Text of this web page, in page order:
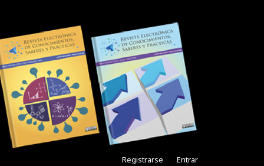
Registrarse Entrar